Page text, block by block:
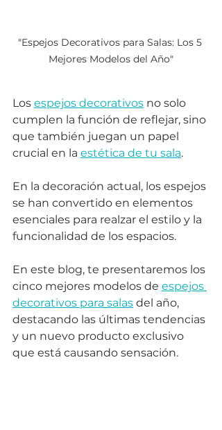
"Espejos Decorativos para Salas: Los 5
Mejores Modelos del Año"
Los espejos decorativos no solo
cumplen la función de reflejar, sino
que también juegan un papel
crucial en la estética de tu sala.
En la decoración actual, los espejos
se han convertido en elementos
esenciales para realzar el estilo y la
funcionalidad de los espacios.
En este blog, te presentaremos los
cinco mejores modelos de espejos
decorativos para salas del año,
destacando las últimas tendencias
y un nuevo producto exclusivo
que está causando sensación.